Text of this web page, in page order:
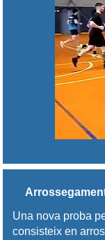
Una nova proba
consisteix en